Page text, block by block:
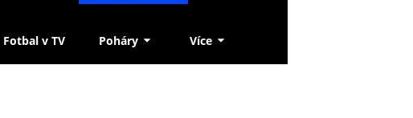
Fotbal v TV Poháry Více